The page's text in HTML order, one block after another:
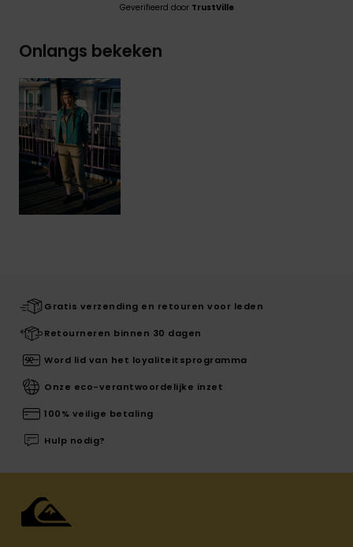
Geverifieerd door TrustVille
Onlangs bekeken
Gratis verzending en retouren voor leden
Retourneren binnen 30 dagen
Word lid van het loyaliteitsprogramma
Onze eco-verantwoordelijke inzet
100% veilige betaling
Hulp nodig?